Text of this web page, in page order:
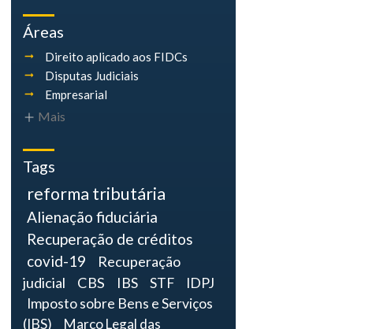
Áreas
Direito aplicado aos FIDCs
Disputas Judiciais
Empresarial
Mais
Tags
reforma tributária
Alienação fiduciária
Recuperação de créditos
covid-19
Recuperação
judicial
CBS IBS STF
IDPJ
Imposto sobre Bens e Serviços
(IBS)
Marco Legal das